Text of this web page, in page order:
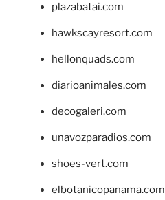
plazabatai.com
hawkscayresort.com
hellonquads.com
diarioanimales.com
decogaleri.com
unavozparadios.com
shoes-vert.com
elbotanicopanama.com